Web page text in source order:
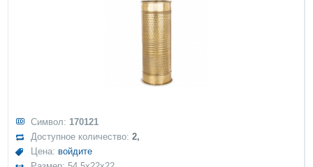
Символ: 170121
Доступное количество:2,
Цена: войдите